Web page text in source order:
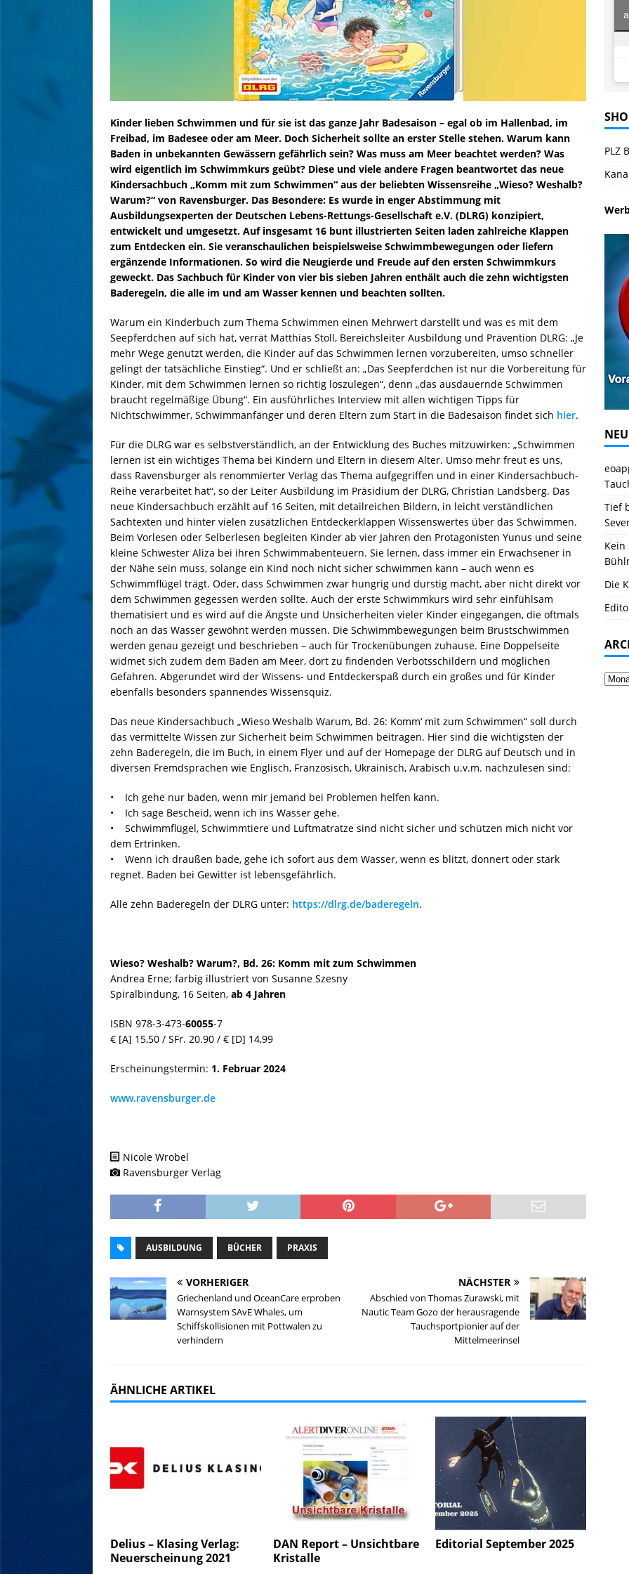
Kinder lieben Schwimmen und für sie ist das ganze Jahr Badesaison – egal ob im Hallenbad, im
Freibad, im Badesee oder am Meer. Doch Sicherheit sollte an erster Stelle stehen. Warum kann
Baden in unbekannten Gewässern gefährlich sein? Was muss am Meer beachtet werden? Was
wird eigentlich im Schwimmkurs geübt? Diese und viele andere Fragen beantwortet das neue
Kindersachbuch „Komm mit zum Schwimmen“ aus der beliebten Wissensreihe „Wieso? Weshalb?
Warum?“ von Ravensburger. Das Besondere: Es wurde in enger Abstimmung mit
Ausbildungsexperten der Deutschen Lebens-Rettungs-Gesellschaft e.V. (DLRG) konzipiert,
entwickelt und umgesetzt. Auf insgesamt 16 bunt illustrierten Seiten laden zahlreiche Klappen
zum Entdecken ein. Sie veranschaulichen beispielsweise Schwimmbewegungen oder liefern
ergänzende Informationen. So wird die Neugierde und Freude auf den ersten Schwimmkurs
geweckt. Das Sachbuch für Kinder von vier bis sieben Jahren enthält auch die zehn wichtigsten
Baderegeln, die alle im und am Wasser kennen und beachten sollten.
Warum ein Kinderbuch zum Thema Schwimmen einen Mehrwert darstellt und was es mit dem
Seepferdchen auf sich hat, verrät Matthias Stoll, Bereichsleiter Ausbildung und Prävention DLRG: „Je
mehr Wege genutzt werden, die Kinder auf das Schwimmen lernen vorzubereiten, umso schneller
gelingt der tatsächliche Einstieg“. Und er schließt an: „Das Seepferdchen ist nur die Vorbereitung für
Kinder, mit dem Schwimmen lernen so richtig loszulegen“, denn „das ausdauernde Schwimmen
braucht regelmäßige Übung“. Ein ausführliches Interview mit allen wichtigen Tipps für
Nichtschwimmer, Schwimmanfänger und deren Eltern zum Start in die Badesaison findet sich hier.
Für die DLRG war es selbstverständlich, an der Entwicklung des Buches mitzuwirken: „Schwimmen
lernen ist ein wichtiges Thema bei Kindern und Eltern in diesem Alter. Umso mehr freut es uns,
dass Ravensburger als renommierter Verlag das Thema aufgegriffen und in einer Kindersachbuch-
Reihe verarbeitet hat“, so der Leiter Ausbildung im Präsidium der DLRG, Christian Landsberg. Das
neue Kindersachbuch erzählt auf 16 Seiten, mit detailreichen Bildern, in leicht verständlichen
Sachtexten und hinter vielen zusätzlichen Entdeckerklappen Wissenswertes über das Schwimmen.
Beim Vorlesen oder Selberlesen begleiten Kinder ab vier Jahren den Protagonisten Yunus und seine
kleine Schwester Aliza bei ihren Schwimmabenteuern. Sie lernen, dass immer ein Erwachsener in
der Nähe sein muss, solange ein Kind noch nicht sicher schwimmen kann – auch wenn es
Schwimmflügel trägt. Oder, dass Schwimmen zwar hungrig und durstig macht, aber nicht direkt vor
dem Schwimmen gegessen werden sollte. Auch der erste Schwimmkurs wird sehr einfühlsam
thematisiert und es wird auf die Ängste und Unsicherheiten vieler Kinder eingegangen, die oftmals
noch an das Wasser gewöhnt werden müssen. Die Schwimmbewegungen beim Brustschwimmen
werden genau gezeigt und beschrieben – auch für Trockenübungen zuhause. Eine Doppelseite
widmet sich zudem dem Baden am Meer, dort zu findenden Verbotsschildern und möglichen
Gefahren. Abgerundet wird der Wissens- und Entdeckerspaß durch ein großes und für Kinder
ebenfalls besonders spannendes Wissensquiz.
Das neue Kindersachbuch „Wieso Weshalb Warum, Bd. 26: Komm‘ mit zum Schwimmen“ soll durch
das vermittelte Wissen zur Sicherheit beim Schwimmen beitragen. Hier sind die wichtigsten der
zehn Baderegeln, die im Buch, in einem Flyer und auf der Homepage der DLRG auf Deutsch und in
diversen Fremdsprachen wie Englisch, Französisch, Ukrainisch, Arabisch u.v.m. nachzulesen sind:
• Ich gehe nur baden, wenn mir jemand bei Problemen helfen kann.
• Ich sage Bescheid, wenn ich ins Wasser gehe.
• Schwimmflügel, Schwimmtiere und Luftmatratze sind nicht sicher und schützen mich nicht vor
dem Ertrinken.
• Wenn ich draußen bade, gehe ich sofort aus dem Wasser, wenn es blitzt, donnert oder stark
regnet. Baden bei Gewitter ist lebensgefährlich.
Alle zehn Baderegeln der DLRG unter: https://dlrg.de/baderegeln.
Wieso? Weshalb? Warum?, Bd. 26: Komm mit zum Schwimmen
Andrea Erne; farbig illustriert von Susanne Szesny
Spiralbindung, 16 Seiten, ab 4 Jahren
ISBN 978-3-473-60055-7
€ [A] 15,50 / SFr. 20.90 / € [D] 14,99
Erscheinungstermin: 1. Februar 2024
www.ravensburger.de
Nicole Wrobel
Ravensburger Verlag
AUSBILDUNG BÜCHER PRAXIS
VORHERIGER
Griechenland und OceanCare erproben
Warnsystem SAvE Whales, um
Schiffskollisionen mit Pottwalen zu
verhindern
NÄCHSTER
Abschied von Thomas Zurawski, mit
Nautic Team Gozo der herausragende
Tauchsportpionier auf der
Mittelmeerinsel
ÄHNLICHE ARTIKEL
Delius – Klasing Verlag:
Neuerscheinung 2021
DAN Report – Unsichtbare
Kristalle
Editorial September 2025
PLZ
Tief
Die